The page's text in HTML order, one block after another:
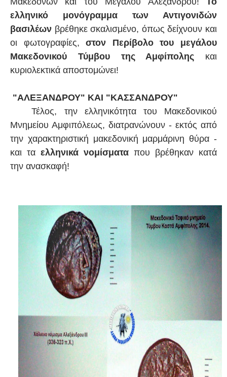
ελληνικό μονόγραμμα των Αντιγονιδών
βασιλέων βρέθηκε σκαλισμένο, όπως δείχνουν και
οι φωτογραφίες,στον Περίβολο του μεγάλου
Μακεδονικού Τύμβου της Αμφίπολης και
κυριολεκτικά αποστομώνει!
"ΑΛΕΞΑΝΔΡΟΥ" ΚΑΙ "ΚΑΣΣΑΝΔΡΟΥ"
Τέλος, την ελληνικότητα του Μακεδονικού
Μνημείου Αμφιπόλεως, διατρανώνουν - εκτός από
την χαρακτηριστική μακεδονική μαρμάρινη θύρα -
και τα ελληνικά νομίσματα που βρέθηκαν κατά
την ανασκαφή!